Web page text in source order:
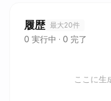
履歴 最大20件
0 実行中 · 0 完了
ここに生